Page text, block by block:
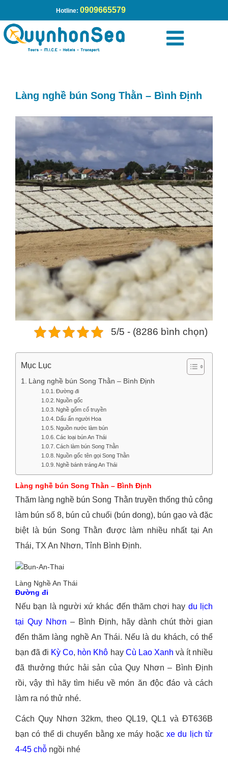
Hotline: 0909665579
Trang chủ»Làng nghề bún Song Thằn – Bình Định
Làng nghề bún Song Thằn – Bình Định
5/5 - (8286 bình chọn)
Mục Lục
Làng nghề bún Song Thằn – Bình Định
Đường đi
Nguồn gốc
Nghề gốm cổ truyền
Dấu ấn người Hoa
Nguồn nước làm bún
Các loại bún An Thái
Cách làm bún Song Thằn
Nguồn gốc tên gọi Song Thằn
Nghề bánh tráng An Thái
Làng nghề bún Song Thằn – Bình Định
Thăm làng nghề bún Song Thằn truyền thống thủ công
làm bún số 8, bún củ chuối (bún dong), bún gạo và đặc
biệt là bún Song Thằn được làm nhiều nhất tại An
Thái, TX An Nhơn, Tỉnh Bình Định.
Làng Nghề An Thái
Đường đi
Nếu bạn là người xứ khác đến thăm chơi hay du lịch
tại Quy Nhơn – Bình Định, hãy dành chút thời gian
đến thăm làng nghề An Thái. Nếu là du khách, có thể
bạn đã đi Kỳ Co, hòn Khô hay Cù Lao Xanh và ít nhiều
đã thưởng thức hải sản của Quy Nhơn – Bình Định
rồi, vậy thì hãy tìm hiểu về món ăn độc đáo và cách
làm ra nó thử nhé.
Cách Quy Nhơn 32km, theo QL19, QL1 và ĐT636B
bạn có thể di chuyển bằng xe máy hoặc xe du lịch từ
4-45 chỗ ngồi nhé